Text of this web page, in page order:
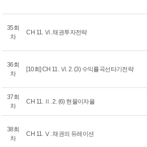
35회
차
CH 11. Ⅵ. 채권투자전략
36회
차
[10회] CH 11. Ⅵ. 2. (3) 수익률곡선타기전략
37회
차
CH 11. Ⅱ. 2. (6) 현물이자율
38회
차
CH 11. Ⅴ. 채권의 듀레이션